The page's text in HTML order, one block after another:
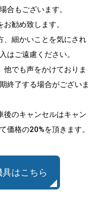
合もございます。
勧め致します。
、細かいことを気にされ
はご遠慮ください。
他でも声をかけておりま
終了する場合がございま
後のキャンセルはキャン
価格の20%を頂きます。
はこちら